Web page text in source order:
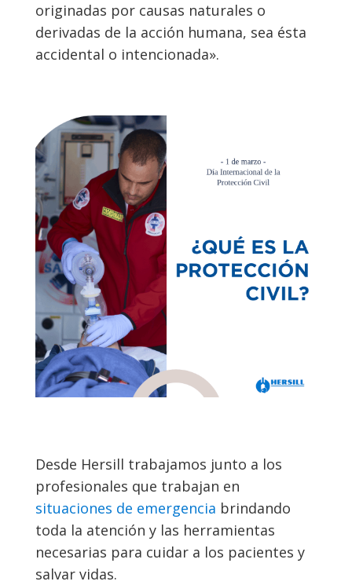
originadas por causas naturales o
derivadas de la acción humana, sea ésta
accidental o intencionada».
Desde Hersill trabajamos junto a los
profesionales que trabajan en
situaciones de emergencia brindando
toda la atención y las herramientas
necesarias para cuidar a los pacientes y
salvar vidas.